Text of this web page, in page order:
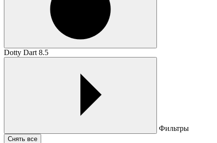
Dotty Dart 8.5
Фильтры
Снять все